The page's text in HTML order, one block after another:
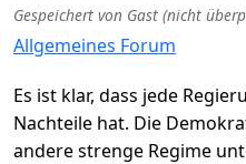
Gespeichert von Gast (nicht
Allgemeines Forum
Es ist klar, dass jede
Nachteile hat. Die
andere strenge Regime